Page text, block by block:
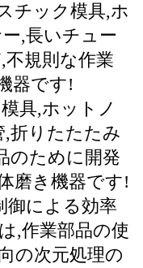
チック模具,ホ
,長いチュー
規則な作業
器です!
具,ホットノ
折りたたたみ
のために開発
磨き機器です!
御による効率
,作業部品の使
の次元処理の